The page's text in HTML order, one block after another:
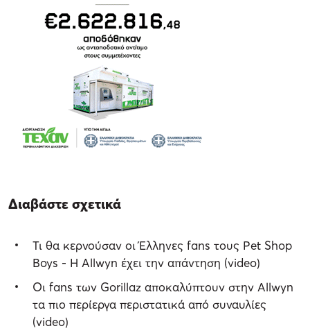
Διαβάστε σχετικά
Τι θα κερνούσαν οι Έλληνες fans τους Pet Shop
Boys - Η Allwyn έχει την απάντηση (video)
Οι fans των Gorillaz αποκαλύπτουν στην Allwyn
τα πιο περίεργα περιστατικά από συναυλίες
(video)